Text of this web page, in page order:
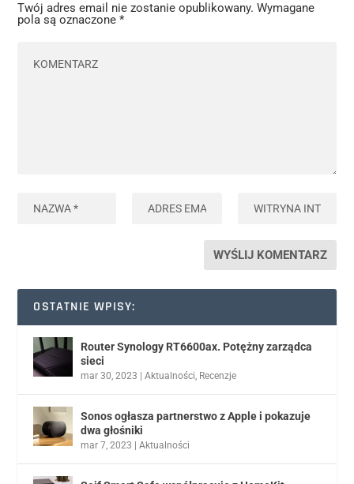
Twój adres email nie zostanie opublikowany. Wymagane
pola są oznaczone*
OSTATNIE WPISY:
Router Synology RT6600ax. Potężny zarządca
sieci
mar 30, 2023 |Aktualności, Recenzje
Sonos ogłasza partnerstwo z Apple i pokazuje
dwa głośniki
mar 7, 2023 |Aktualności